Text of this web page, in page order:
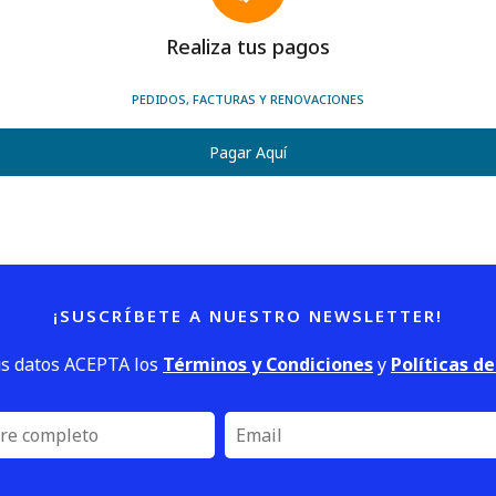
Realiza tus pagos
PEDIDOS, FACTURAS Y RENOVACIONES
Pagar Aquí
¡SUSCRÍBETE A NUESTRO NEWSLETTER!
datos ACEPTA los Términos y Condicionesy Políticas